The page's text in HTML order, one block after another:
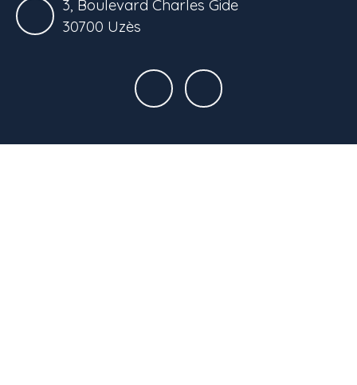
3, Boulevard Charles Gide
30700 Uzès